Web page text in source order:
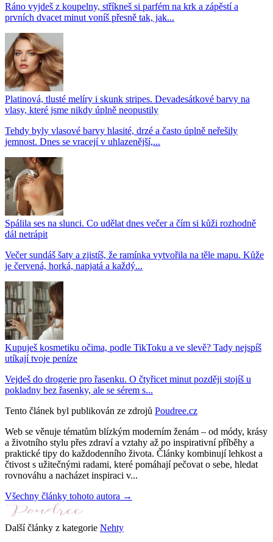
Ráno vyjdeš z koupelny, stříkneš si parfém na krk a zápěstí a
prvních dvacet minut voníš přesně tak, jak...
Platinová, tlusté melíry i skunk stripes. Devadesátkové barvy na
vlasy, které jsme nikdy úplně neopustily
Tehdy byly vlasové barvy hlasité, drzé a často úplně neřešily
jemnost. Dnes se vracejí v uhlazenější,...
Spálila ses na slunci. Co udělat dnes večer a čím si kůži rozhodně
dál netrápit
Večer sundáš šaty a zjistíš, že ramínka vytvořila na těle mapu. Kůže
je červená, horká, napjatá a každý...
Kupuješ kosmetiku očima, podle TikToku a ve slevě? Tady nejspíš
utíkají tvoje peníze
Vejdeš do drogerie pro řasenku. O čtyřicet minut později stojíš u
pokladny bez řasenky, ale se sérem s...
Tento článek byl publikován ze zdrojů Poudree.cz
Web se věnuje tématům blízkým moderním ženám – od módy, krásy
a životního stylu přes zdraví a vztahy až po inspirativní příběhy a
praktické tipy do každodenního života. Články kombinují lehkost a
čtivost s užitečnými radami, které pomáhají pečovat o sebe, hledat
rovnováhu a nacházet inspiraci v...
Všechny články tohoto autora →
Další články z kategorie Nehty